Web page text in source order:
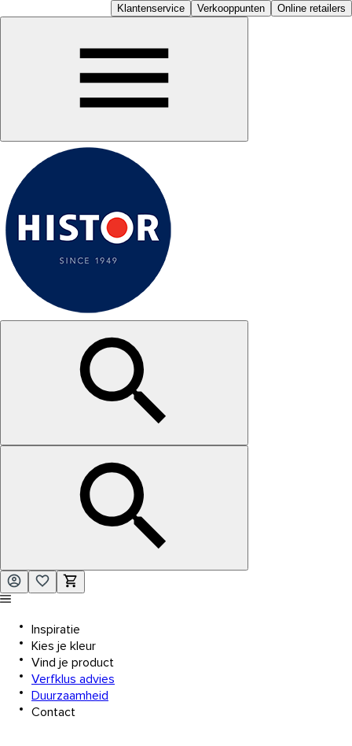
Klantenservice Verkooppunten Online retailers
Inspiratie
Kies je kleur
Vind je product
Verfklus advies
Duurzaamheid
Contact